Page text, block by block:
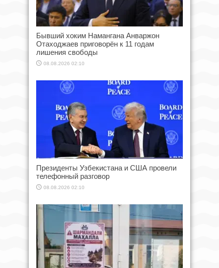
Бывший хоким Намангана Анваржон
Отаходжаев приговорён к 11 годам
лишения свободы
08.08.2026 02:10
Президенты Узбекистана и США провели
телефонный разговор
08.08.2026 02:10